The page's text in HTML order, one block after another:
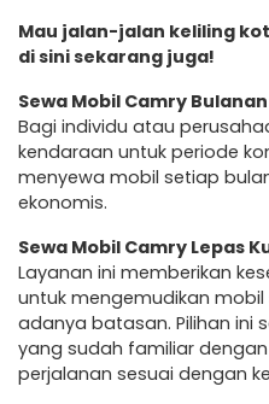
Mau jalan-jalan keliling
di sini sekarang juga!
Sewa Mobil Camry
Bagi individu atau
kendaraan untuk periode
menyewa mobil setiap
ekonomis.
Sewa Mobil Camry Lepas
Layanan ini memberikan
untuk mengemudikan
adanya batasan. Pilihan ini
yang sudah familiar
perjalanan sesuai dengan